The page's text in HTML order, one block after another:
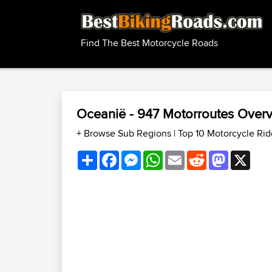
Find The Best Motorcycle Roads
Oceanië - 947 Motorroutes
+ Browse Sub Regions |Top 10 Motorcycle
ShareFacebookMessenger
WhatsApp
EmailRedditMastodon